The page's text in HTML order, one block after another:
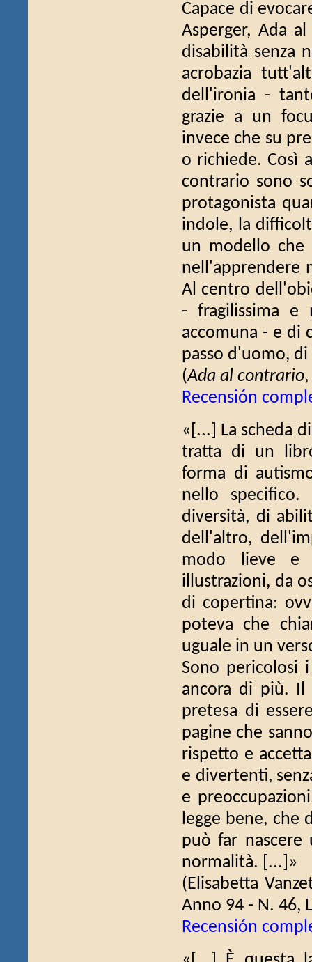
Capace di
Asperger, Ada
disabilità senza
acrobazia
dell'ironia -
grazie a un
invece che su
o richiede. Così
contrario sono
protagonista
indole, la
un modello che
nell'apprendere
Al centro
- fragilissima
accomuna - e di
passo d'uomo,
(Ada al contrario,
Recensión
«[...] La scheda
tratta di un
forma di
nello
diversità, di
dell'altro,
modo lieve e
illustrazioni, da
di copertina:
poteva che
uguale in un
Sono pericolosi
ancora di più. Il
pretesa di
pagine che
rispetto e
e divertenti,
e
legge bene, che
può far nascere
normalità. [...]»
(Elisabetta
Anno 94 - N. 46,
Recensión